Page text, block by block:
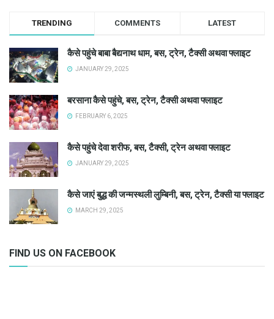
TRENDING COMMENTS LATEST
कैसे पहुंचे बाबा बैद्यनाथ धाम, बस, ट्रेन, टैक्सी अथवा फ्लाइट
JANUARY 29, 2025
बरसाना कैसे पहुंचे, बस, ट्रेन, टैक्सी अथवा फ्लाइट
FEBRUARY 6, 2025
कैसे पहुंचे देवा शरीफ, बस, टैक्सी, ट्रेन अथवा फ्लाइट
JANUARY 29, 2025
कैसे जाएं बुद्ध की जन्मस्थली लुम्बिनी, बस, ट्रेन, टैक्सी या फ्लाइट
MARCH 29, 2025
FIND US ON FACEBOOK